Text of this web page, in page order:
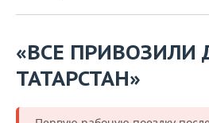
«ВСЕ ПРИВОЗИЛИ
ТАТАРСТАН»